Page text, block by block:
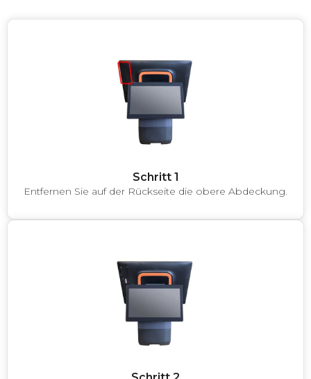
Schritt 1
Entfernen Sie auf der Rückseite die obere Abdeckung.